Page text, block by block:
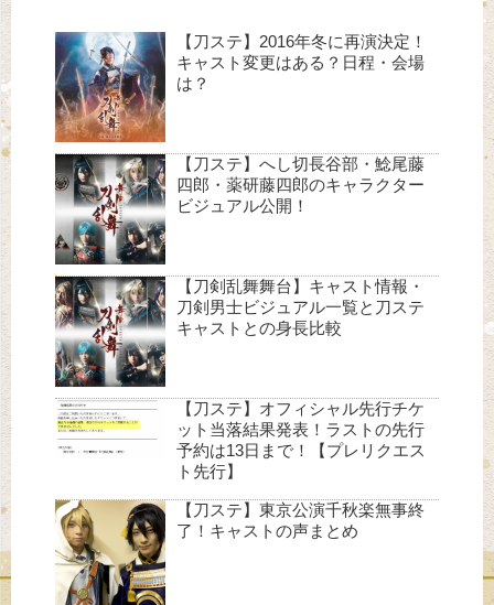
【刀ステ】2016年冬に再演決定！
キャスト変更はある？日程・会場
は？
【刀ステ】へし切長谷部・鯰尾藤
四郎・薬研藤四郎のキャラクター
ビジュアル公開！
【刀剣乱舞舞台】キャスト情報・
刀剣男士ビジュアル一覧と刀ステ
キャストとの身長比較
【刀ステ】オフィシャル先行チケ
ット当落結果発表！ラストの先行
予約は13日まで！【プレリクエス
ト先行】
【刀ステ】東京公演千秋楽無事終
了！キャストの声まとめ